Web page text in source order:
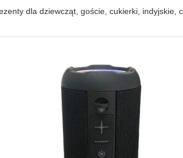
dla dziewcząt, goście, cukierki, indyjskie,